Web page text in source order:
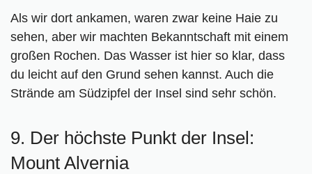
Als wir dort ankamen, waren zwar keine Haie zu
sehen, aber wir machten Bekanntschaft mit einem
großen Rochen. Das Wasser ist hier so klar, dass
du leicht auf den Grund sehen kannst. Auch die
Strände am Südzipfel der Insel sind sehr schön.
9. Der höchste Punkt der Insel:
Mount Alvernia